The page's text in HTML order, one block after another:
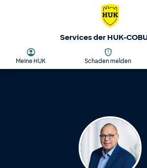
Services der HUK-
Meine HUK Schaden melden